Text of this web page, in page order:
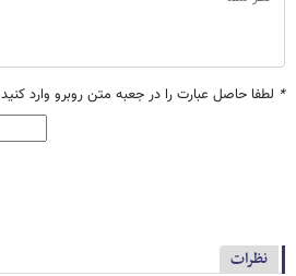
* لطفا حاصل عبارت را در جعبه متن روبرو وارد کنید
نظرات